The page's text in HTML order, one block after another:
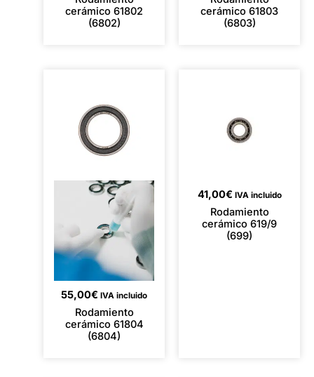
cerámico 61802
(6802)
cerámico 61803
(6803)
55,00€ IVA incluido
Rodamiento
cerámico 61804
(6804)
41,00€ IVA incluido
Rodamiento
cerámico 619/9
(699)